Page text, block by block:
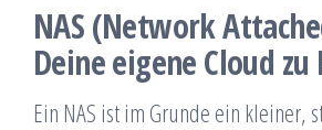
NAS (Network
Deine eigene Cloud zu
Ein NAS ist im Grunde ein kleiner,